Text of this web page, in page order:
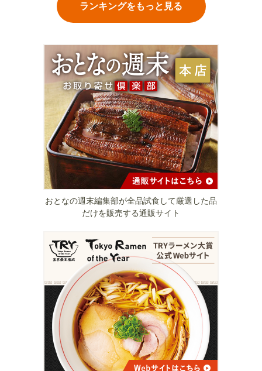
ランキングをもっと見る
おとなの週末編集部が全品試食して厳選した品
だけを販売する通販サイト